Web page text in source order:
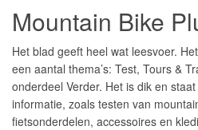
Mountain Bike
Het blad geeft heel wat leesvoer.
een aantal thema’s: Test, Tours &
onderdeel Verder. Het is dik en
informatie, zoals testen van
fietsonderdelen, accessoires en